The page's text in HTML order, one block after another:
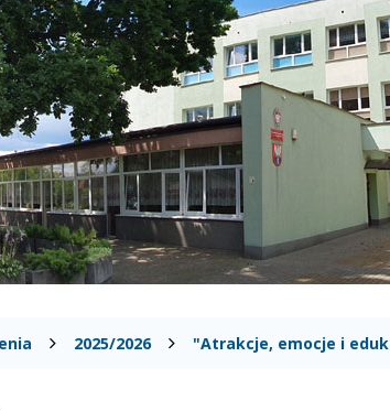
2025/2026 "Atrakcje, emocje i